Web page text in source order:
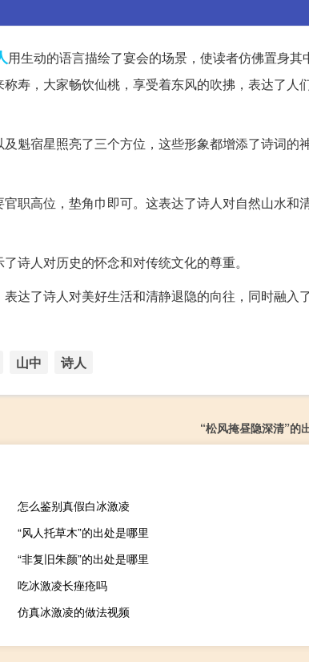
用生动的语言描绘了宴会的场景，使读者仿佛置身其
寿，大家畅饮仙桃，享受着东风的吹拂，表达了人
魁宿星照亮了三个方位，这些形象都增添了诗词的
职高位，垫角巾即可。这表达了诗人对自然山水和
诗人对历史的怀念和对传统文化的尊重。
达了诗人对美好生活和清静退隐的向往，同时融入
山中 诗人
“松风掩昼隐深清”的
怎么鉴别真假白冰激凌
“风人托草木”的出处是哪里
“非复旧朱颜”的出处是哪里
吃冰激凌长痤疮吗
仿真冰激凌的做法视频